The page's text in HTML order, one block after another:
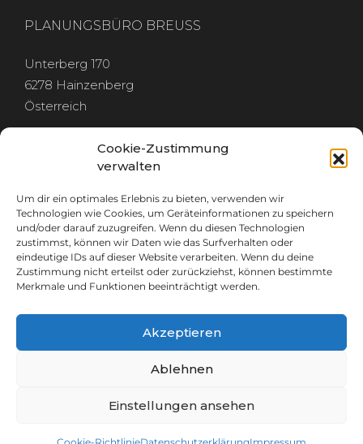
Cookie-Zustimmung
verwalten
Um dir ein optimales Erlebnis zu bieten, verwenden wir
Technologien wie Cookies, um Geräteinformationen zu speichern
und/oder darauf zuzugreifen. Wenn du diesen Technologien
zustimmst, können wir Daten wie das Surfverhalten oder
eindeutige IDs auf dieser Website verarbeiten. Wenn du deine
Zustimmung nicht erteilst oder zurückziehst, können bestimmte
Merkmale und Funktionen beeinträchtigt werden.
Akzeptieren
Ablehnen
Einstellungen ansehen
PLANUNGSBÜRO BREUSS
Unterberg 170
6278 Hainzenberg
Österreich
RECHTLICHES
IMPRESSUM
DATENSCHUTZ
info@plan-breuss.at